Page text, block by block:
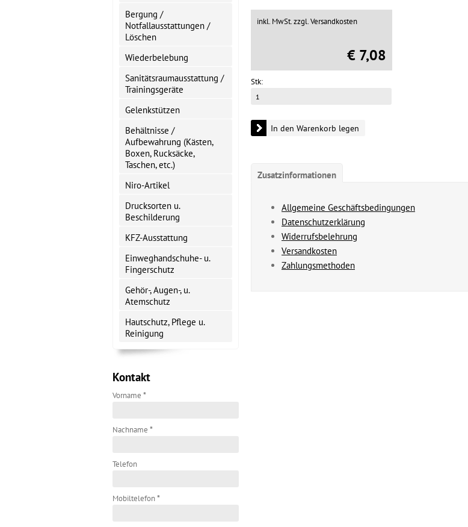
Bergung /
Notfallausstattungen /
Löschen
Wiederbelebung
Sanitätsraumausstattung /
Trainingsgeräte
Gelenkstützen
Behältnisse /
Aufbewahrung (Kästen,
Boxen, Rucksäcke,
Taschen, etc.)
Niro-Artikel
Drucksorten u.
Beschilderung
KFZ-Ausstattung
Einweghandschuhe- u.
Fingerschutz
Gehör-, Augen-, u.
Atemschutz
Hautschutz, Pflege u.
Reinigung
Kontakt
Vorname *
Nachname *
Telefon
Mobiltelefon*
inkl. MwSt.zzgl. Versandkosten
€ 7,08
Stk:
In den Warenkorb legen
Zusatzinformationen
Allgemeine Geschäftsbedingungen
Datenschutzerklärung
Widerrufsbelehrung
Versandkosten
Zahlungsmethoden